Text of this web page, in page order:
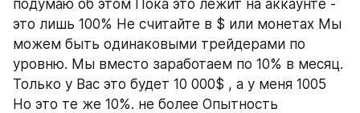
подумаю об этом Пока это лежит на аккаунте -
это лишь 100% Не считайте в $ или монетах Мы
можем быть одинаковыми трейдерами по
уровню. Мы вместо заработаем по 10% в месяц.
Только у Вас это будет 10 000$ , а у меня 1005
Но это те же 10%. не более Опытность